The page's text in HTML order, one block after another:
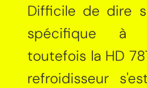
Difficile de dire
spécifique à
toutefois la HD
refroidisseur